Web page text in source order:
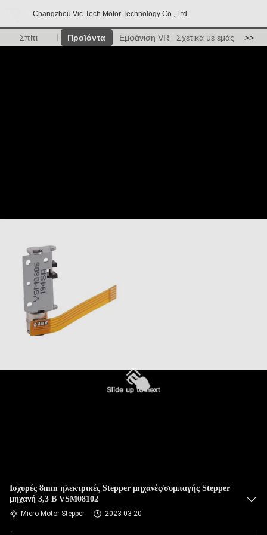
Changzhou Vic-Tech Motor Technology Co., Ltd.
Σπίτι Προϊόντα Εμφάνιση VR Σχετικά με εμάς >>
Ισχυρές 8mm ηλεκτρικές Stepper μηχανές/συμπαγής Stepper
μηχανή 3,3 Β VSM08102
Micro Motor Stepper 2023-03-20